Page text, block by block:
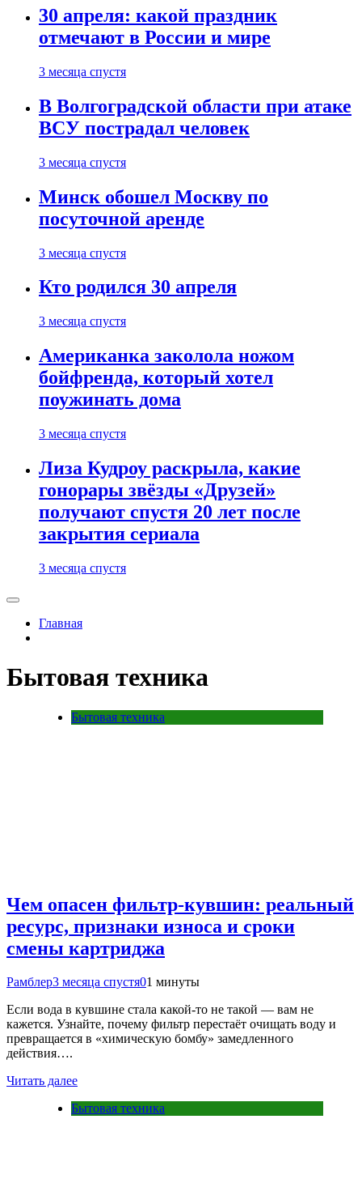
30 апреля: какой праздник
отмечают в России и мире
3 месяца спустя
В Волгоградской области при атаке
ВСУ пострадал человек
3 месяца спустя
Минск обошел Москву по
посуточной аренде
3 месяца спустя
Кто родился 30 апреля
3 месяца спустя
Американка заколола ножом
бойфренда, который хотел
поужинать дома
3 месяца спустя
Лиза Кудроу раскрыла, какие
гонорары звёзды «Друзей»
получают спустя 20 лет после
закрытия сериала
3 месяца спустя
Главная
Бытовая техника
Бытовая техника
Чем опасен фильтр-кувшин: реальный
ресурс, признаки износа и сроки
смены картриджа
Рамблер3 месяца спустя01 минуты
Если вода в кувшине стала какой-то не такой — вам не
кажется. Узнайте, почему фильтр перестаёт очищать воду и
превращается в «химическую бомбу» замедленного
действия….
Читать далее
Бытовая техника